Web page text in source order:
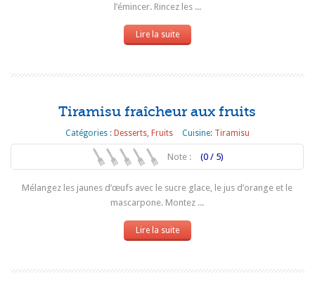
l’émincer. Rincez les ...
Lire la suite
Tiramisu fraîcheur aux fruits
Catégories : Desserts, Fruits Cuisine: Tiramisu
Note : (0 / 5)
Mélangez les jaunes d’œufs avec le sucre glace, le jus d’orange et le
mascarpone. Montez ...
Lire la suite